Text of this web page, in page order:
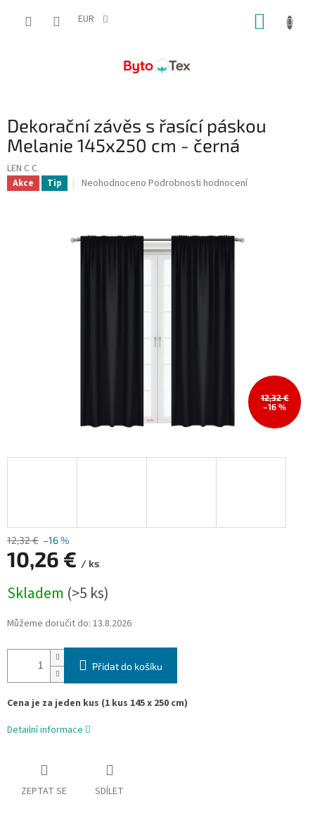
EUR
Dekorační závěs s řasící páskou
Melanie 145x250 cm - černá
LEN C C
Akce Tip
Průměrné
0,0
Neohodnoceno Podrobnosti hodnocení
12,32 €
–16 %
12,32 € –16 %
10,26 € / ks
cena:
Skladem (>5 ks)
Můžeme doručit do: 13.8.2026
Přidat do košíku
Cena je za jeden kus (1 kus 145 x 250 cm)
Detailní informace
ZEPTAT SE SDÍLET